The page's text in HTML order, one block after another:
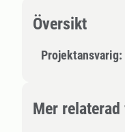
Översikt
Projektansvarig:
Mer